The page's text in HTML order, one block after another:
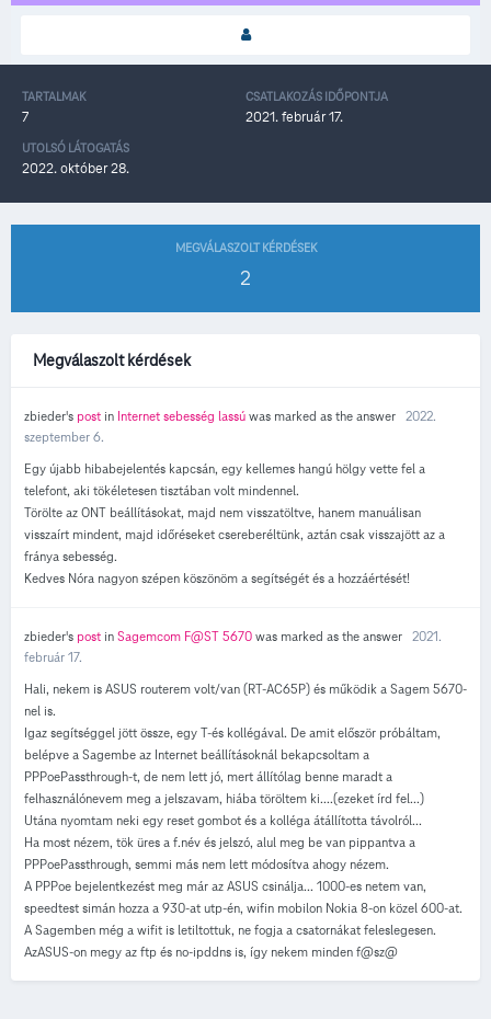
TARTALMAK
7
CSATLAKOZÁS IDŐPONTJA
2021. február 17.
UTOLSÓ LÁTOGATÁS
2022. október 28.
MEGVÁLASZOLT KÉRDÉSEK
2
Megválaszolt kérdések
zbieder's post in Internet sebesség lassú was marked as the answer 2022.
szeptember 6.
Egy újabb hibabejelentés kapcsán, egy kellemes hangú hölgy vette fel a
telefont, aki tökéletesen tisztában volt mindennel.
Törölte az ONT beállításokat, majd nem visszatöltve, hanem manuálisan
visszaírt mindent, majd időréseket csereberéltünk, aztán csak visszajött az a
fránya sebesség.
Kedves Nóra nagyon szépen köszönöm a segítségét és a hozzáértését!
zbieder's post in Sagemcom F@ST 5670 was marked as the answer 2021.
február 17.
Hali, nekem is ASUS routerem volt/van (RT-AC65P) és működik a Sagem 5670-
nel is.
Igaz segítséggel jött össze, egy T-és kollégával. De amit először próbáltam,
belépve a Sagembe az Internet beállításoknál bekapcsoltam a
PPPoePassthrough-t, de nem lett jó, mert állítólag benne maradt a
felhasználónevem meg a jelszavam, hiába töröltem ki....(ezeket írd fel...)
Utána nyomtam neki egy reset gombot és a kolléga átállította távolról...
Ha most nézem, tök üres a f.név és jelszó, alul meg be van pippantva a
PPPoePassthrough, semmi más nem lett módosítva ahogy nézem.
A PPPoe bejelentkezést meg már az ASUS csinálja... 1000-es netem van,
speedtest simán hozza a 930-at utp-én, wifin mobilon Nokia 8-on közel 600-at.
A Sagemben még a wifit is letiltottuk, ne fogja a csatornákat feleslegesen.
AzASUS-on megy az ftp és no-ipddns is, így nekem minden f@sz@